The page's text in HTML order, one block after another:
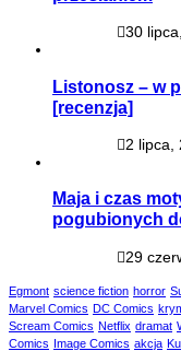
30
Listonosz – w
[recenzja]
2 lipca,
Maja i czas
pogubionych
29
Egmont science fiction horror
Marvel Comics DC Comics
Scream Comics Netflix dramat
Comics Image Comics akcja